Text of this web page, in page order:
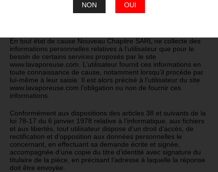
NON OUI
desquels l’utilisateur a accédé au site www.lavaporeuse.com, le
fournisseur d’accès de l’utilisateur, l’adresse de protocole
En tout état de cause Nouveau Chapitre SARL ne collecte des
informations personnelles relatives à l’utilisateur que pour le
besoin de certains services proposés par le site
www.lavaporeuse.com. L’utilisateur fournit ces informations en
toute connaissance de cause, notamment lorsqu’il procède par
lui-même à leur saisie. Il est alors précisé à l’utilisateur du site
www.lavaporeuse.com l’obligation ou non de fournir ces
informations.
Conformément aux dispositions des articles 38 et suivants de la
loi 78-17 du 6 janvier 1978 relative à l’informatique, aux fichiers
et aux libertés, tout utilisateur dispose d’un droit d’accès, de
rectification et d’opposition aux données personnelles le
concernant, en effectuant sa demande écrite et signée,
accompagnée d’une copie du titre d’identité avec signature du
titulaire de la pièce, en précisant l’adresse à laquelle la réponse
doit être envoyée.